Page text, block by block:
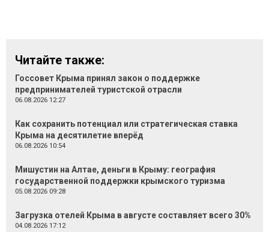
Читайте также:
Госсовет Крыма принял закон о поддержке
предпринимателей туристской отрасли
06.08.2026 12:27
Как сохранить потенциал или стратегическая ставка
Крыма на десятилетие вперёд
06.08.2026 10:54
Мишустин на Алтае, деньги в Крыму: география
государственной поддержки крымского туризма
05.08.2026 09:28
Загрузка отелей Крыма в августе составляет всего 30%
04.08.2026 17:12